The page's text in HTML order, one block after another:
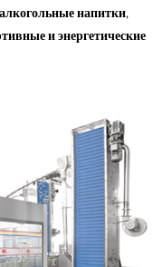
напитки,
и энергетические